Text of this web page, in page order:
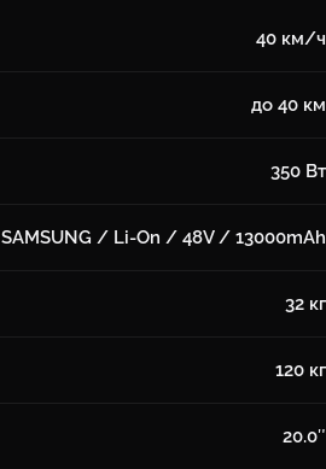
40 км/ч
до 40 км
350 Вт
SAMSUNG / Li-On / 48V / 13000mAh
32 кг
120 кг
20.0″